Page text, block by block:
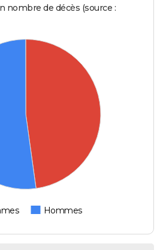
nombre de décès (source :
Hommes